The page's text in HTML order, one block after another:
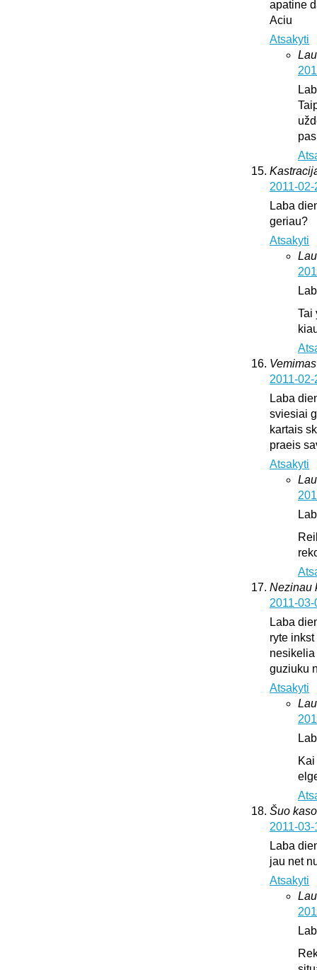
apatine
Aciu
Atsakyti
2011-
Laba
geriau?
Atsakyti
Tai
Vemimas
2011-
Laba
sviesiai
kartais
praeis
Atsakyti
Nezinau
2011-
Laba
ryte
guziuku
Atsakyti
Šuo
2011-
Laba
jau net
Atsakyti